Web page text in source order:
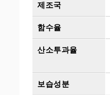
제조국
함수율
산소투과율
보습성분